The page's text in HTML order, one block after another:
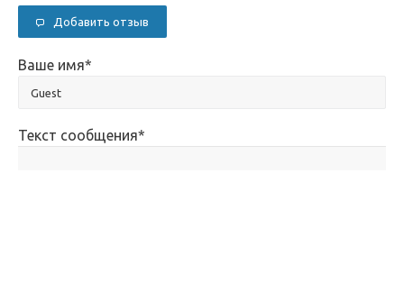
Добавить отзыв
Ваше имя*
Текст сообщения*